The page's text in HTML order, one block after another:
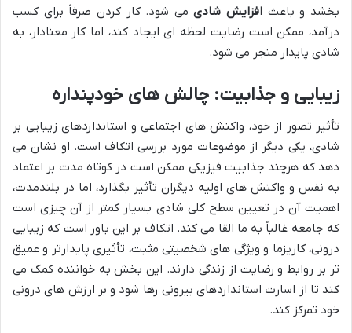
بخشد و باعث افزایش شادیمی شود. کار کردن صرفاً برای کسب
درآمد، ممکن است رضایت لحظه ای ایجاد کند، اما کار معنادار، به
شادی پایدار منجر می شود.
زیبایی و جذابیت: چالش های خودپنداره
تأثیر تصور از خود، واکنش های اجتماعی و استانداردهای زیبایی بر
شادی، یکی دیگر از موضوعات مورد بررسی اتکاف است. او نشان می
دهد که هرچند جذابیت فیزیکی ممکن است در کوتاه مدت بر اعتماد
به نفس و واکنش های اولیه دیگران تأثیر بگذارد، اما در بلندمدت،
اهمیت آن در تعیین سطح کلی شادی بسیار کمتر از آن چیزی است
که جامعه غالباً به ما القا می کند. اتکاف بر این باور است که زیبایی
درونی، کاریزما و ویژگی های شخصیتی مثبت، تأثیری پایدارتر و عمیق
تر بر روابط و رضایت از زندگی دارند. این بخش به خواننده کمک می
کند تا از اسارت استانداردهای بیرونی رها شود و بر ارزش های درونی
خود تمرکز کند.